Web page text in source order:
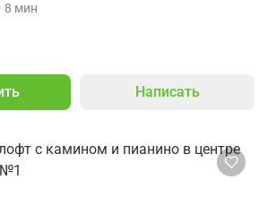
8 мин
Написать